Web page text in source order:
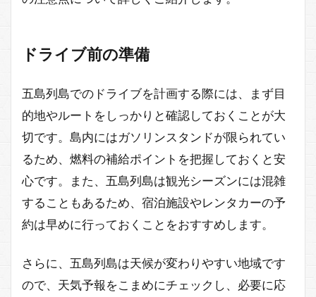
ドライブ前の準備
五島列島でのドライブを計画する際には、まず目
的地やルートをしっかりと確認しておくことが大
切です。島内にはガソリンスタンドが限られてい
るため、燃料の補給ポイントを把握しておくと安
心です。また、五島列島は観光シーズンには混雑
することもあるため、宿泊施設やレンタカーの予
約は早めに行っておくことをおすすめします。
さらに、五島列島は天候が変わりやすい地域です
ので、天気予報をこまめにチェックし、必要に応